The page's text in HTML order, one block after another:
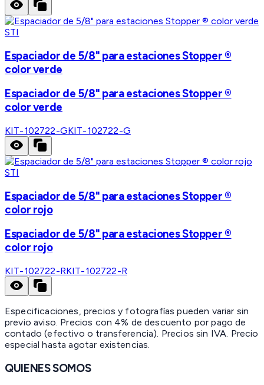
STI
Espaciador de 5/8" para estaciones Stopper ®
color verde
Espaciador de 5/8" para estaciones Stopper ®
color verde
KIT-102722-GKIT-102722-G
STI
Espaciador de 5/8" para estaciones Stopper ®
color rojo
Espaciador de 5/8" para estaciones Stopper ®
color rojo
KIT-102722-RKIT-102722-R
Especificaciones, precios y fotografías pueden variar sin
previo aviso. Precios con 4% de descuento por pago de
contado (efectivo o transferencia). Precios sin IVA. Precio
especial hasta agotar existencias.
QUIENES SOMOS